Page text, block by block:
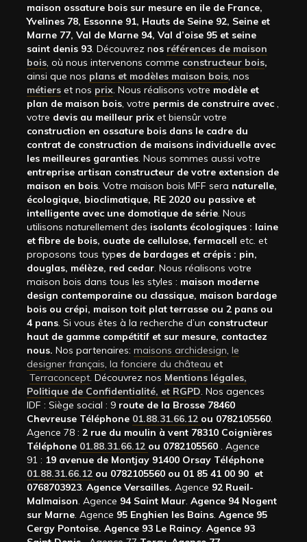
maison ossature bois sur mesure en ile de France,
Yvelines 78, Essonne 91, Hauts de Seine 92, Seine et
Marne 77, Val de Marne 94, Val d’oise 95 et seine
saint denis 93. Découvrez nos références de maison
bois, où nous intervenons comme constructeur bois,
ainsi que nos plans et modèles maison bois, nos
métiers et nos prix. Nous réalisons votre modèle et
plan de maison bois, votre permis de construire avec ,
votre devis au meilleur prix et biensûr votre
construction en ossature bois dans le cadre du
contrat de construction de maisons individuelle avec
les meilleures garanties. Nous sommes aussi votre
entreprise artisan constructeur de votre extension de
maison en bois. Votre maison bois MFF sera naturelle,
écologique, bioclimatique, RE 2020 ou passive et
intelligente avec une domotique de série. Nous
utilisons naturellement des isolants écologiques : laine
et fibre de bois, ouate de cellulose, fermacell etc. et
proposons tous types de bardages et crépis : pin,
douglas, mélèze, red cedar. Nous réalisons votre
maison bois dans tous les styles : maison moderne
design contemporaine ou classique, maison bardage
bois ou crépi, maison toit plat terrasse ou 2 pans ou
4 pans. Si vous êtes à la recherche d’un constructeur
haut de gamme compétitif et sur mesure, contactez
nous. Nos partenaires: maisons archidesign, le
designer français, la fonciere du château et
Terraconcept. Découvrez nos Mentions légales,
Politique de Confidentialité, et RGPD. Nos agences
IDF : Siège social : 9 route de la Brosse 78460
Chevreuse Téléphone 01.88.31.66.12 ou 0782105560.
Agence 78 : 2 rue du moulin à vent 78310 Coignières
Téléphone 01.88.31.66.12 ou 0782105560 . Agence
91 : 19 avenue de Montjay 91400 Orsay Téléphone
01.88.31.66.12 ou 0782105560 ou 01 85 41 00 90 et
0768703923. Agence Versailles. Agence 92 Rueil-
Malmaison. Agence 94 Saint Maur. Agence 94 Nogent
sur Marne. Agence 95 Enghien les Bains. Agence 95
Cergy Pontoise. Agence 93 Le Raincy. Agence 93